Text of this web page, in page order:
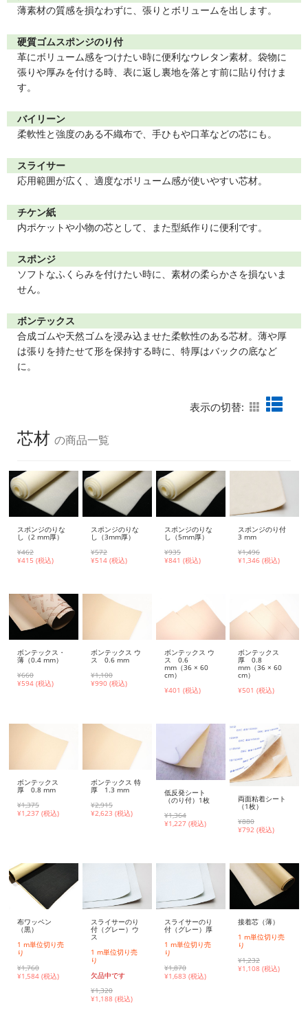
薄素材の質感を損なわずに、張りとボリュームを出します。
硬質ゴムスポンジのり付
革にボリューム感をつけたい時に便利なウレタン素材。袋物に
張りや厚みを付ける時、表に返し裏地を落とす前に貼り付けま
す。
バイリーン
柔軟性と強度のある不織布で、手ひもや口革などの芯にも。
スライサー
応用範囲が広く、適度なボリューム感が使いやすい芯材。
チケン紙
内ポケットや小物の芯として、また型紙作りに便利です。
スポンジ
ソフトなふくらみを付けたい時に、素材の柔らかさを損ないま
せん。
ボンテックス
合成ゴムや天然ゴムを浸み込ませた柔軟性のある芯材。薄や厚
は張りを持たせて形を保持する時に、特厚はバックの底など
に。
表示の切替:
芯材 の商品一覧
スポンジのりな
し（2 mm厚）
¥462
¥415 (税込)
スポンジのりな
し（3mm厚）
¥572
¥514 (税込)
スポンジのりな
し（5mm厚）
¥935
¥841 (税込)
スポンジのり付
3 mm
¥1,496
¥1,346 (税込)
ボンテックス・
薄（0.4 mm）
¥660
¥594 (税込)
ボンテックス ウ
ス 0.6 mm
¥1,100
¥990 (税込)
ボンテックス ウ
ス 0.6
mm（36 × 60
cm）
¥401 (税込)
ボンテックス
厚 0.8
mm（36 × 60
cm）
¥501 (税込)
ボンテックス
厚 0.8 mm
¥1,375
¥1,237 (税込)
ボンテックス 特
厚 1.3 mm
¥2,915
¥2,623 (税込)
低反発シート
（のり付）1枚
¥1,364
¥1,227 (税込)
両面粘着シート
（1枚）
¥880
¥792 (税込)
布ワッペン
（黒）
1 m単位切り売
り
¥1,760
¥1,584 (税込)
スライサーのり
付（グレー）ウ
ス
1 m単位切り売
り
欠品中です
¥1,320
¥1,188 (税込)
スライサーのり
付（グレー）厚
1 m単位切り売
り
¥1,870
¥1,683 (税込)
接着芯（薄）
1 m単位切り売
り
¥1,232
¥1,108 (税込)